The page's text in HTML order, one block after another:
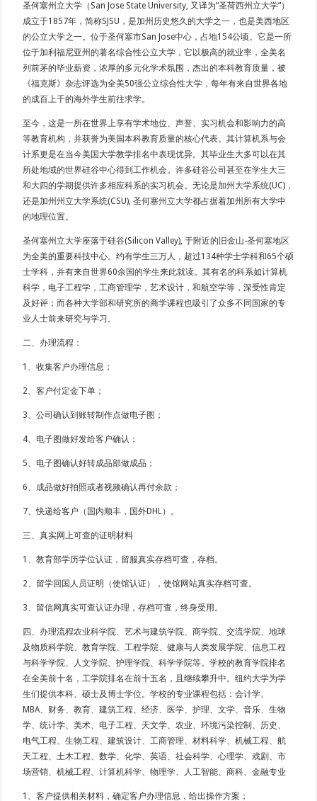
圣何塞州立大学（San Jose State University, 又译为“圣荷西州立大学”）
成立于1857年，简称SJSU，是加州历史悠久的大学之一，也是美西地区
的公立大学之一。位于圣何塞市San Jose中心，占地154公顷。它是一所
位于加利福尼亚州的著名综合性公立大学，它以极高的就业率，全美名
列前茅的毕业薪资，浓厚的多元化学术氛围，杰出的本科教育质量，被
《福克斯》杂志评选为全美50强公立综合性大学，每年有来自世界各地
的成百上千的海外学生前往求学。
至今，这是一所在世界上享有学术地位、声誉、实习机会和影响力的高
等教育机构，并获誉为美国本科教育质量的核心代表。其计算机系与会
计系更是在当今美国大学教学排名中表现优异。其毕业生大多可以在其
所处地域的世界硅谷中心得到工作机会。许多硅谷公司甚至在学生大三
和大四的学期提供许多相应科系的实习机会。无论是加州大学系统(UC)，
还是加州州立大学系统(CSU), 圣何塞州立大学都占据着加州所有大学中
的地理位置。
圣何塞州立大学座落于硅谷(Silicon Valley), 于附近的旧金山-圣何塞地区
为全美的重要科技中心。约有学生三万人，超过134种学士学科和65个硕
士学科，并有来自世界60余国的学生来此就读。其有名的科系如计算机
科学，电子工程学，工商管理学，艺术设计，和航空学等，深受性肯定
及好评；而各种大学部和研究所的商学课程也吸引了众多不同国家的专
业人士前来研究与学习。
二、办理流程：
1、收集客户办理信息；
2、客户付定金下单；
3、公司确认到账转制作点做电子图；
4、电子图做好发给客户确认；
5、电子图确认好转成品部做成品；
6、成品做好拍照或者视频确认再付余款；
7、快递给客户（国内顺丰，国外DHL）。
三、真实网上可查的证明材料
1、教育部学历学位认证，留服真实存档可查，存档。
2、留学回国人员证明（使馆认证），使馆网站真实存档可查。
3、留信网真实可查认证办理，存档可查，终身受用。
四、办理流程农业科学院、艺术与建筑学院、商学院、交流学院、地球
及物质科学院、教育学院、工程学院、健康与人类发展学院、信息工程
与科学学院、人文学院、护理学院、科学学院等。学校的教育学院排名
在全美前十名，工学院排名在前十五名，且继续攀升中。纽约大学为学
生们提供本科、硕士及博士学位。学校的专业课程包括：会计学、
MBA、财务、教育、建筑工程、经济、医学、护理、文学、音乐、生物
学、统计学、美术、电子工程、天文学、农业、环境污染控制、历史、
电气工程、生物工程、建筑设计、工商管理、材料科学、机械工程、航
天工程、土木工程、数学、化学、英语、社会科学、心理学、戏剧、市
场营销、机械工程、计算机科学、物理学、人工智能、商科、金融专业
1、客户提供相关材料，确定客户办理信息，给出操作方案；